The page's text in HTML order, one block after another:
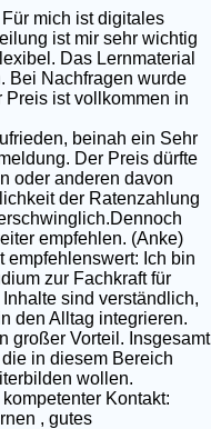
mich ist digitales
ist mir sehr wichtig
Das Lernmaterial
Bei Nachfragen wurde
Preis ist vollkommen in
beinah ein Sehr
Der Preis dürfte
oder anderen davon
der Ratenzahlung
empfehlen. (Anke)
empfehlenswert: Ich bin
zur Fachkraft für
sind verständlich,
den Alltag integrieren.
großer Vorteil. Insgesamt
in diesem Bereich
wollen.
Kontakt:
, gutes